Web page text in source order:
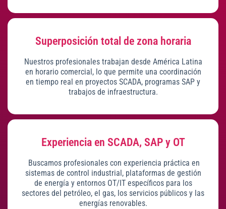
Superposición total de zona horaria
Nuestros profesionales trabajan desde América Latina
en horario comercial, lo que permite una coordinación
en tiempo real en proyectos SCADA, programas SAP y
trabajos de infraestructura.
Experiencia en SCADA, SAP y OT
Buscamos profesionales con experiencia práctica en
sistemas de control industrial, plataformas de gestión
de energía y entornos OT/IT específicos para los
sectores del petróleo, el gas, los servicios públicos y las
energías renovables.